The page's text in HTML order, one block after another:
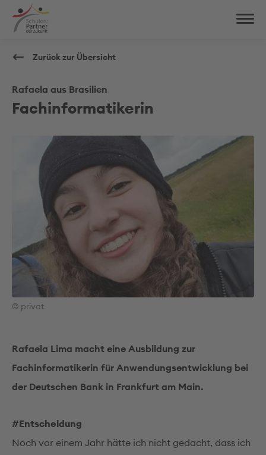
Zurück zur Übersicht
Rafaela aus Brasilien
Fachinformatikerin
© privat
Rafaela Lima macht eine Ausbildung zur
Fachinformatikerin für Anwendungsentwicklung bei
der Deutschen Bank in Frankfurt am Main.
#Entscheidung
Noch vor einem Jahr hätte ich nicht gedacht, dass ich